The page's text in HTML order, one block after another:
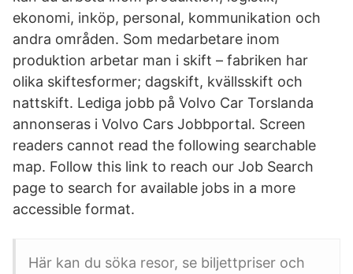
ekonomi, inköp, personal, kommunikation och
andra områden. Som medarbetare inom
produktion arbetar man i skift – fabriken har
olika skiftesformer; dagskift, kvällsskift och
nattskift. Lediga jobb på Volvo Car Torslanda
annonseras i Volvo Cars Jobbportal. Screen
readers cannot read the following searchable
map. Follow this link to reach our Job Search
page to search for available jobs in a more
accessible format.
Här kan du söka resor, se biljettpriser och